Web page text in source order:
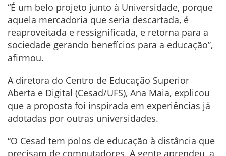
“É um belo projeto junto à Universidade, porque
aquela mercadoria que seria descartada, é
reaproveitada e ressignificada, e retorna para a
sociedade gerando benefícios para a educação”,
afirmou.
A diretora do Centro de Educação Superior
Aberta e Digital (Cesad/UFS), Ana Maia, explicou
que a proposta foi inspirada em experiências já
adotadas por outras universidades.
“O Cesad tem polos de educação à distância que
precisam de computadores. A gente aprendeu, a